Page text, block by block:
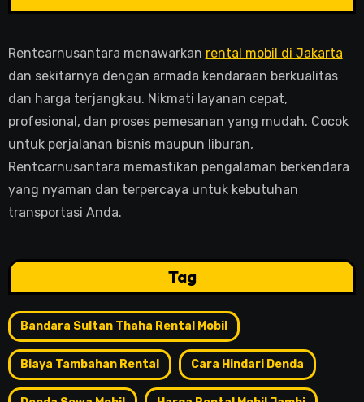
Rentcarnusantara menawarkan rental mobil di Jakarta
dan sekitarnya dengan armada kendaraan berkualitas
dan harga terjangkau. Nikmati layanan cepat,
profesional, dan proses pemesanan yang mudah. Cocok
untuk perjalanan bisnis maupun liburan,
Rentcarnusantara memastikan pengalaman berkendara
yang nyaman dan terpercaya untuk kebutuhan
transportasi Anda.
Tag
Bandara Sultan Thaha Rental Mobil
Biaya Tambahan Rental Cara Hindari Denda